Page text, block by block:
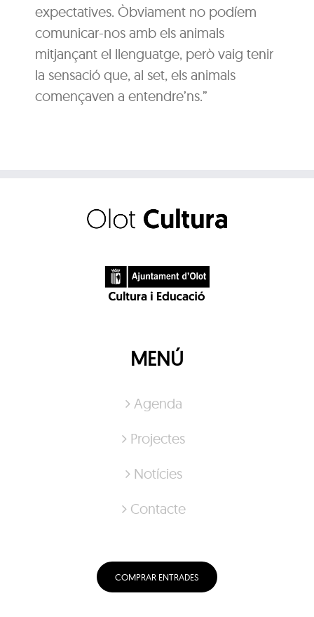
expectatives. Òbviament no podíem
comunicar-nos amb els animals
mitjançant el llenguatge, però vaig tenir
la sensació que, al set, els animals
començaven a entendre’ns.”
MENÚ
Agenda
Projectes
Notícies
Contacte
COMPRAR ENTRADES